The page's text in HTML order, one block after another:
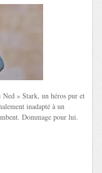
» Stark, un héros pur et
inadapté à un
Dommage pour lui.